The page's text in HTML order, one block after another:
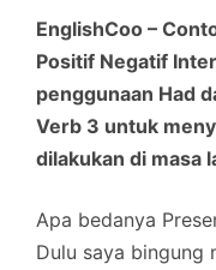
EnglishCoo –
Positif Negatif
penggunaan Had
Verb 3 untuk
dilakukan di masa
Apa bedanya
Dulu saya bingung